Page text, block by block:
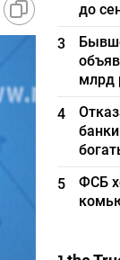
до
3
млрд
4
5
ФСБ